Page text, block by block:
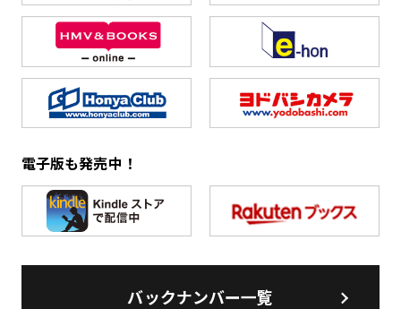
電子版も発売中！
バックナンバー一覧